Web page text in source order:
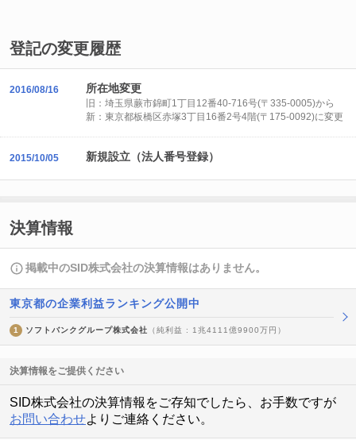
登記の変更履歴
2016/08/16 所在地変更
旧：埼玉県蕨市錦町1丁目12番40-716号(〒335-0005)から
新：東京都板橋区赤塚3丁目16番2号4階(〒175-0092)に変更
2015/10/05 新規設立（法人番号登録）
決算情報
掲載中のSID株式会社の決算情報はありません。
東京都の企業利益ランキング公開中
1 ソフトバンクグループ株式会社 （純利益 : 1兆4111億9900万円）
決算情報をご提供ください
SID株式会社の決算情報をご存知でしたら、お手数ですが
お問い合わせよりご連絡ください。